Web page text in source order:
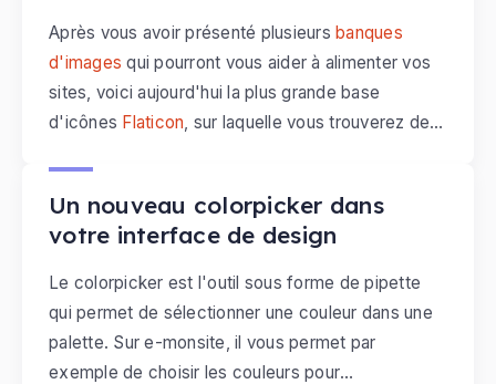
Google.
Après vous avoir présenté plusieurs banques
d'images qui pourront vous aider à alimenter vos
sites, voici aujourd'hui la plus grande base
d'icônes Flaticon , sur laquelle vous trouverez des
Un nouveau colorpicker dans
votre interface de design
Le colorpicker est l'outil sous forme de pipette
qui permet de sélectionner une couleur dans une
palette. Sur e-monsite, il vous permet par
exemple de choisir les couleurs pour